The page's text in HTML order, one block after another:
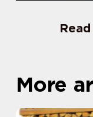
More